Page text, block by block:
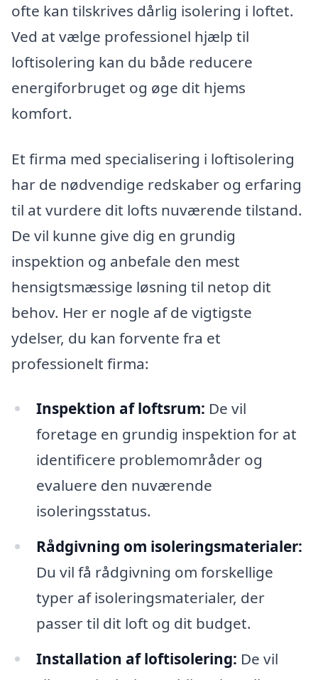
ofte kan tilskrives dårlig isolering i loftet.
Ved at vælge professionel hjælp til
loftisolering kan du både reducere
energiforbruget og øge dit hjems
komfort.
Et firma med specialisering i loftisolering
har de nødvendige redskaber og erfaring
til at vurdere dit lofts nuværende tilstand.
De vil kunne give dig en grundig
inspektion og anbefale den mest
hensigtsmæssige løsning til netop dit
behov. Her er nogle af de vigtigste
ydelser, du kan forvente fra et
professionelt firma:
Inspektion af loftsrum: De vil
foretage en grundig inspektion for at
identificere problemområder og
evaluere den nuværende
isoleringsstatus.
Rådgivning om isoleringsmaterialer:
Du vil få rådgivning om forskellige
typer af isoleringsmaterialer, der
passer til dit loft og dit budget.
Installation af loftisolering: De vil